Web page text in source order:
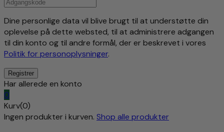
Dine personlige data vil blive brugt til at understøtte din
oplevelse på dette websted, til at administrere adgangen
til din konto og til andre formål, der er beskrevet i vores
Politik for personoplysninger.
Har allerede en konto
0
Kurv(0)
Ingen produkter i kurven. Shop alle produkter